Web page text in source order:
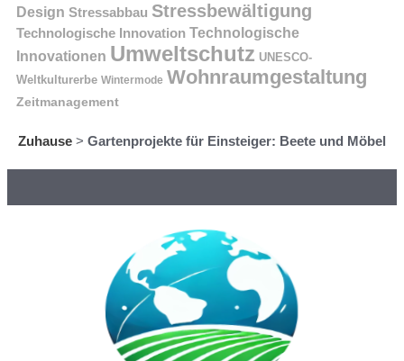
Design Stressabbau Stressbewältigung
Technologische Innovation Technologische
Innovationen Umweltschutz UNESCO-
Weltkulturerbe Wintermode Wohnraumgestaltung
Zeitmanagement
Zuhause > Gartenprojekte für Einsteiger: Beete und Möbel